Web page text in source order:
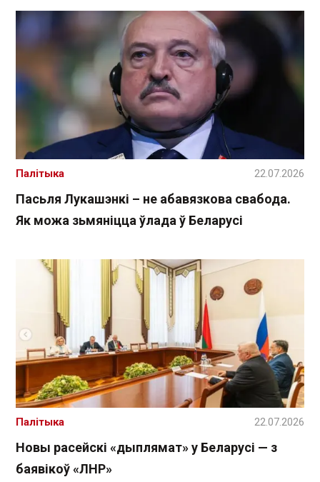
Пасьля Лукашэнкі – не абавязкова свабода.
Як можа зьмяніцца ўлада ў Беларусі
Палітыка 22.07.2026
Новы расейскі «дыплямат» у Беларусі — з
баявікоў «ЛНР»
Палітыка 22.07.2026